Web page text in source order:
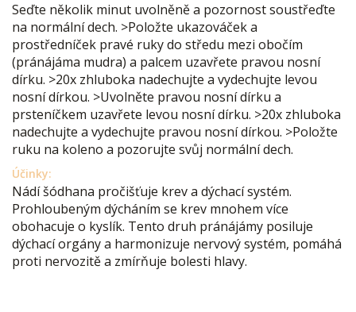
Seďte několik minut uvolněně a pozornost soustřeďte
na normální dech. >Položte ukazováček a
prostředníček pravé ruky do středu mezi obočím
(pránájáma mudra) a palcem uzavřete pravou nosní
dírku. >20x zhluboka nadechujte a vydechujte levou
nosní dírkou. >Uvolněte pravou nosní dírku a
prsteníčkem uzavřete levou nosní dírku. >20x zhluboka
nadechujte a vydechujte pravou nosní dírkou. >Položte
ruku na koleno a pozorujte svůj normální dech.
Účinky:
Nádí šódhana pročišťuje krev a dýchací systém.
Prohloubeným dýcháním se krev mnohem více
obohacuje o kyslík. Tento druh pránájámy posiluje
dýchací orgány a harmonizuje nervový systém, pomáhá
proti nervozitě a zmírňuje bolesti hlavy.